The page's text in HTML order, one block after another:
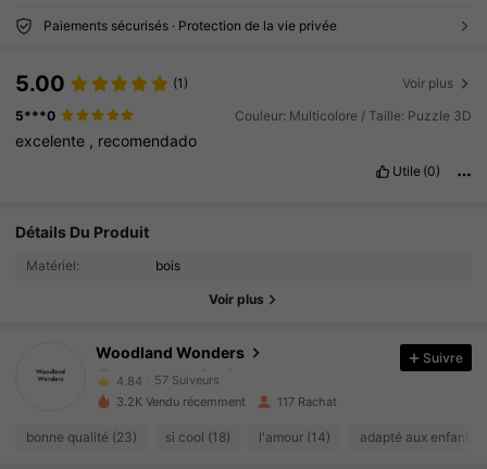
Paiements sécurisés · Protection de la vie privée
5.00 (1) Voir plus
5***0 Couleur: Multicolore / Taille: Puzzle 3D
excelente , recomendado
Utile (0)
Détails Du Produit
Matériel: bois
Voir plus
Woodland Wonders
4.84
57 Suiveurs
57 Suiveurs
k***7a suiviIl y a 1 jour
4.84
57 Suiveurs
4.84 57 Suiveurs
4.84 57 Suiveurs
Suivre
3.2K Vendu récemment 117 Rachat
bonne qualité (23) si cool (18) l'amour (14) adapté aux enfants